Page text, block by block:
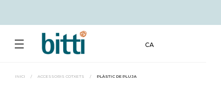
CA
INICI / ACCESSORIS COTXETS / PLÀSTIC DE PLUJA